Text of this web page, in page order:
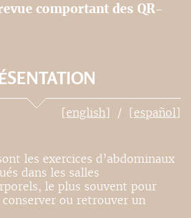
comportant des QR-
[english] [español]
les exercices d’abdominaux
dans les salles
le plus souvent pour
ou retrouver un